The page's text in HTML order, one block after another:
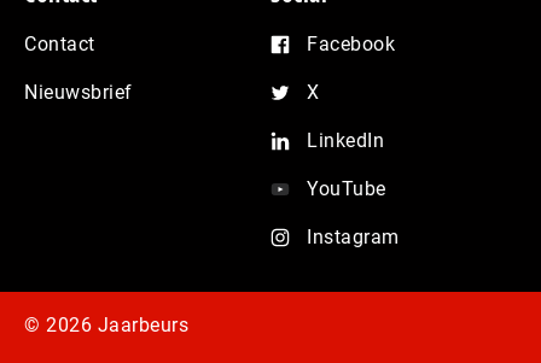
Contact
Nieuwsbrief
Facebook
X
LinkedIn
YouTube
Instagram
© 2026 Jaarbeurs